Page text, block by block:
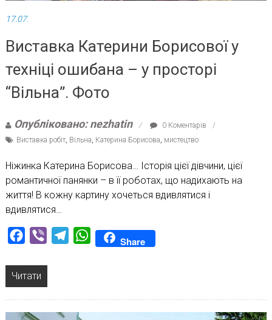
17.07.
Виставка Катерини Борисової у
техніці ошибана – у просторі
“Вільна”. Фото
Опубліковано: nezhatin
0 Коментарів
Виставка робіт, Вільна, Катерина Борисова, мистецтво
Ніжинка Катерина Борисова… Історія цієї дівчини, цієї
романтичної панянки – в її роботах, що надихають на
життя! В кожну картину хочеться вдивлятися і
вдивлятися…
Facebook
Viber TelegramWhatsAppShare
Читати